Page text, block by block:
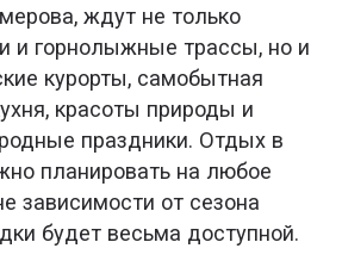
ждут не только
и горнолыжные трассы, но и
курорты, самобытная
красоты природы и
праздники. Отдых в
планировать на любое
зависимости от сезона
будет весьма доступной.